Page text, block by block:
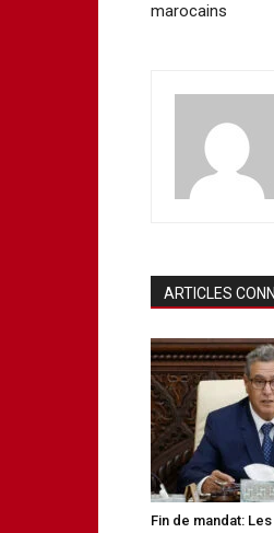
marocains
ARTICLES
Fin de mandat: